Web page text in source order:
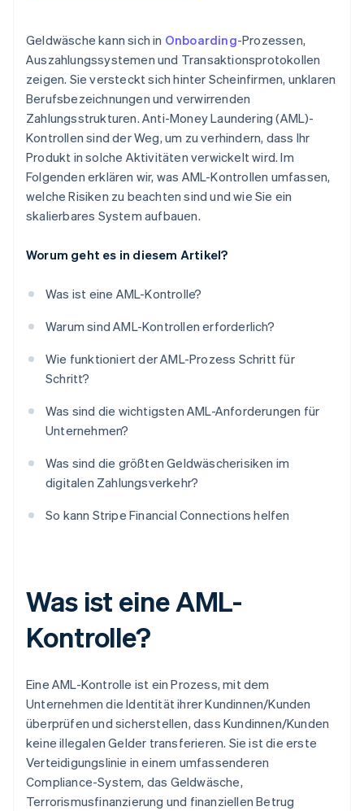
Regulatorische Fragmentierung schafft
Schwachstellen
Krypto fügt eine weitere Ebene hinzu
Sanktionsverstöße können unbemerkt bleiben
Das Risiko sieht nicht immer wie ein Risiko aus
Geldwäsche kann sich in Onboarding-Prozessen,
Auszahlungssystemen und Transaktionsprotokollen
zeigen. Sie versteckt sich hinter Scheinfirmen, unklaren
Berufsbezeichnungen und verwirrenden
Zahlungsstrukturen. Anti-Money Laundering (AML)-
Kontrollen sind der Weg, um zu verhindern, dass Ihr
Produkt in solche Aktivitäten verwickelt wird. Im
Folgenden erklären wir, was AML-Kontrollen umfassen,
welche Risiken zu beachten sind und wie Sie ein
skalierbares System aufbauen.
Worum geht es in diesem Artikel?
Was ist eine AML-Kontrolle?
Warum sind AML-Kontrollen erforderlich?
Wie funktioniert der AML-Prozess Schritt für
Schritt?
Was sind die wichtigsten AML-Anforderungen für
Unternehmen?
Was sind die größten Geldwäscherisiken im
digitalen Zahlungsverkehr?
So kann Stripe Financial Connections helfen
Was ist eine AML-
Kontrolle?
Eine AML-Kontrolle ist ein Prozess, mit dem
Unternehmen die Identität ihrer Kundinnen/Kunden
überprüfen und sicherstellen, dass Kundinnen/Kunden
keine illegalen Gelder transferieren. Sie ist die erste
Verteidigungslinie in einem umfassenderen
Compliance-System, das Geldwäsche,
Terrorismusfinanzierung und finanziellen Betrug